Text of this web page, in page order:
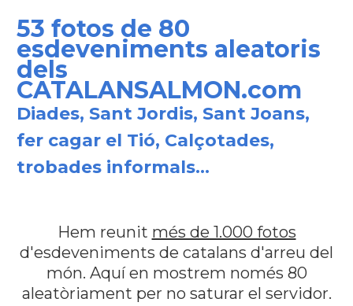
53 fotos de 80
esdeveniments aleatoris
dels
CATALANSALMON.com
Diades, Sant Jordis, Sant Joans,
fer cagar el Tió, Calçotades,
trobades informals...
Hem reunit més de 1.000 fotos
d'esdeveniments de catalans d'arreu del
món. Aquí en mostrem només 80
aleatòriament per no saturar el servidor.